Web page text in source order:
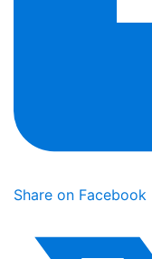
Share on Facebook